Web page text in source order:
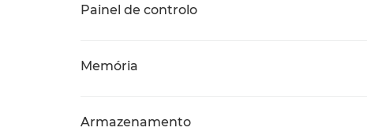
Painel de controlo
Memória
Armazenamento